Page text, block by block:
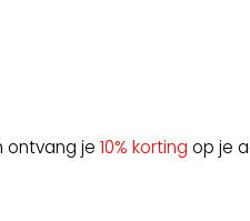
ontvang je 10% korting op je